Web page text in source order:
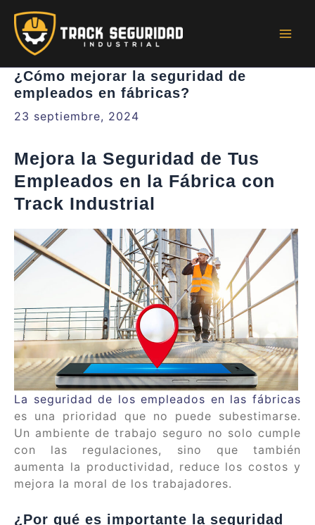
contenido
¿Cómo mejorar la seguridad de
empleados en fábricas?
23 septiembre, 2024
Mejora la Seguridad de Tus
Empleados en la Fábrica con
Track Industrial
La seguridad de los empleados en las fábricas
es una prioridad que no puede subestimarse.
Un ambiente de trabajo seguro no solo cumple
con las regulaciones, sino que también
aumenta la productividad, reduce los costos y
mejora la moral de los trabajadores.
¿Por qué es importante la seguridad